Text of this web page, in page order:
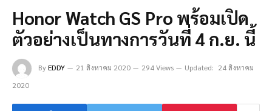
Honor Watch GS Pro พร้อมเปิด
ตัวอย่างเป็นทางการวันที่ 4 ก.ย. นี้
ByEDDY 21 สิงหาคม 2020 294 Views Updated: 24 สิงหาคม
2020